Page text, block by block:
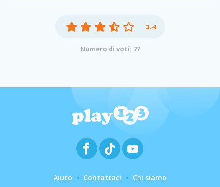
3.4
Numero di voti: 77
Aiuto Contattaci Chi siamo